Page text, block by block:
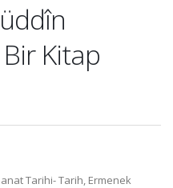
Kitap
Tarihi- Tarih, Ermenek